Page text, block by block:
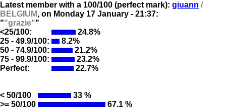
Latest member with a 100/100 (perfect mark): giuann /
BELGIUM, on Monday 17 January - 21:37:
""grazie""
<25/100:
24.8%
25 - 49.9/100:
8.2%
50 - 74.9/100:
21.2%
75 - 99.9/100:
23.2%
Perfect:
22.7%
< 50/100
33 %
>= 50/100
67.1 %